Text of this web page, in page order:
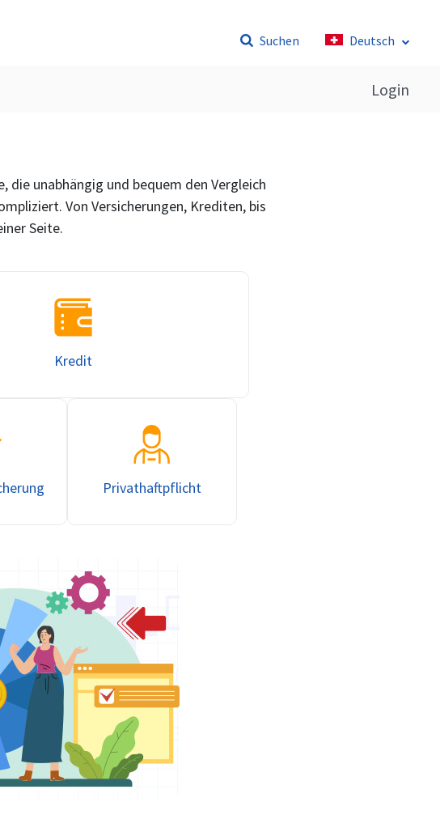
Suchen Deutsch
Login
unabhängig und bequem den Vergleich
Von Versicherungen, Krediten, bis
Seite.
Kredit
Privathaftpflicht